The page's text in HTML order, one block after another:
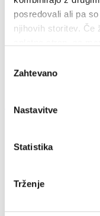
posredovali ali pa
njihovih storitev. Če
soglasja
Zahtevano
Nastavitve
Statistika
Trženje
CENIKI IN
PRIJAVA NA
Na vsebino